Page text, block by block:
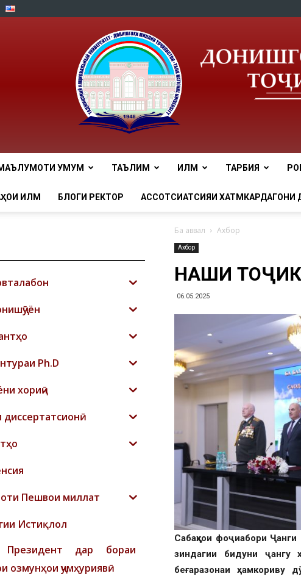
tnu
УМУМӢ ТАЪЛИМ ИЛМ ТАРБИЯ
ИЛМӢ БЛОГИ РЕКТОР АССОТСИАТСИЯИ ХАТМКАРДАГОНИ
Ба аввал Ахбор
Ахбор
НАҚШИ
06.05.2025
Сабақҳои фоҷиабори
зиндагии бидуни ҷангу
беғаразонаи ҳамкориву
Ph.D
хориҷӣ
Пешвои миллат
Истиқлол
Президент дар бораи
озмунҳои ҷумҳуриявӣ